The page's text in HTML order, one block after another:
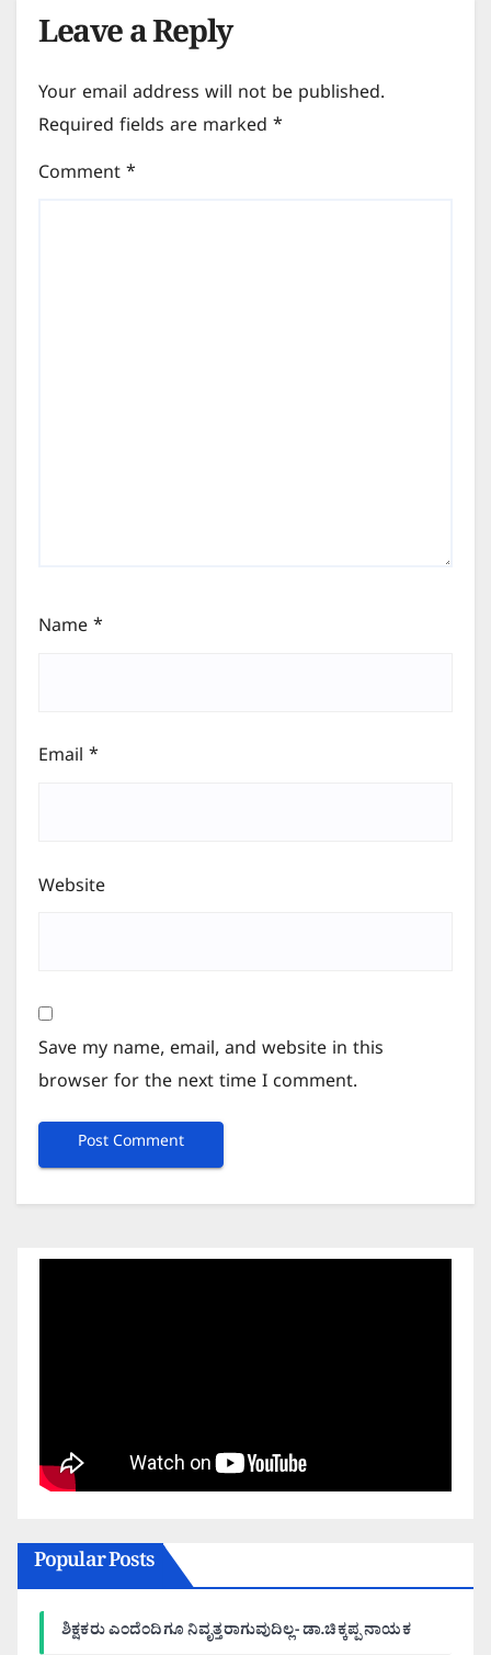
Leave a Reply
Your email address will not be published.
Required fields are marked *
Comment *
Name *
Email *
Website
Save my name, email, and website in this
browser for the next time I comment.
Popular Posts
ಶಿಕ್ಷಕರು ಎಂದೆಂದಿಗೂ ನಿವೃತ್ತರಾಗುವುದಿಲ್ಲ- ಡಾ.ಚಿಕ್ಕಪ್ಪ ನಾಯಕ